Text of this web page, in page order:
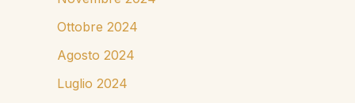
Ottobre 2024
Agosto 2024
Luglio 2024